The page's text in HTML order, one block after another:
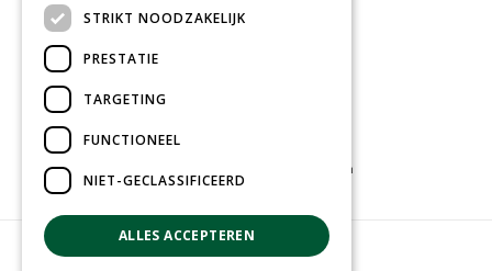
Tuinplanten
© Groenrijk Assen
STRIKT NOODZAKELIJK
PRESTATIE
TARGETING
FUNCTIONEEL
NIET-GECLASSIFICEERD
ALLES ACCEPTEREN